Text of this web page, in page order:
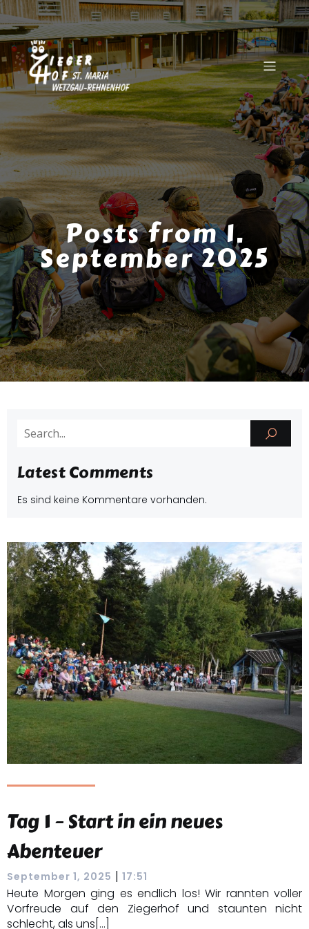
Posts from 1.
September 2025
Latest Comments
Es sind keine Kommentare vorhanden.
Tag 1 – Start in ein neues
Abenteuer
September 1, 2025 | 17:51
Heute Morgen ging es endlich los! Wir rannten voller
Vorfreude auf den Ziegerhof und staunten nicht
schlecht, als uns[…]